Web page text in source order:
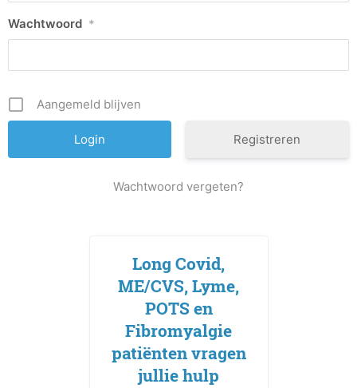
Wachtwoord *
Aangemeld blijven
Registreren
Wachtwoord vergeten?
Long Covid,
ME/CVS, Lyme,
POTS en
Fibromyalgie
patiënten vragen
jullie hulp